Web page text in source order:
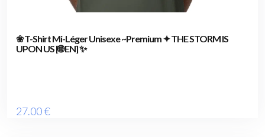
❀ T-Shirt Mi-Léger Unisexe ~Premium ✦ THE STORM IS
UPON US [🌐 EN] ✨
27.00€